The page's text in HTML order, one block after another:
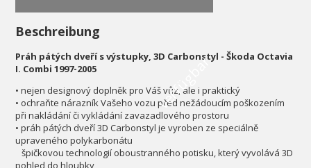
r
Beschreibung
Práh pátých dveří s výstupky, 3D Carbonstyl - Škoda Octavia
I. Combi 1997-2005
• nejen designový doplněk pro Váš vůz, ale i praktický
• ochraňte nárazník Vašeho vozu před nežádoucím poškozením
při nakládání či vykládání zavazadlového prostoru
• práh pátých dveří 3D Carbonstyl je vyroben ze speciálně
upraveného polykarbonátu
špičkovou technologií oboustranného potisku, který vyvolává 3D
pohled do hloubky